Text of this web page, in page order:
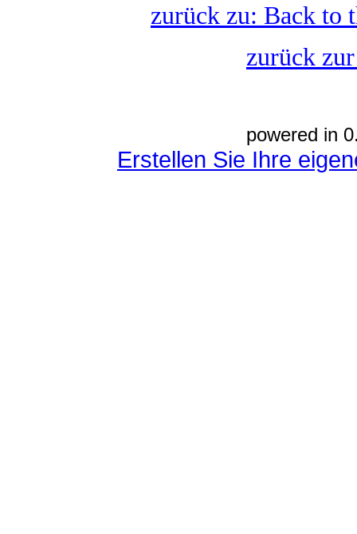
zurück zu: Back to
zurück
powered in
Erstellen Sie Ihre